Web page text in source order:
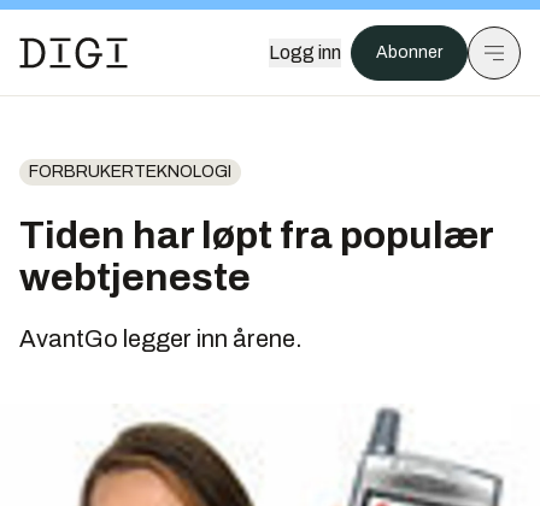
Logg inn Abonner
FORBRUKERTEKNOLOGI
Tiden har løpt fra populær
webtjeneste
AvantGo legger inn årene.